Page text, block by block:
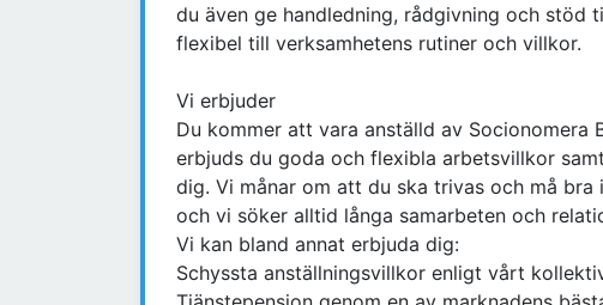
du även ge handledning, rådgivning och stöd
flexibel till verksamhetens rutiner och villkor.
Vi erbjuder
Du kommer att vara anställd av Socionomera
erbjuds du goda och flexibla arbetsvillkor
dig. Vi månar om att du ska trivas och må bra
och vi söker alltid långa samarbeten och
Vi kan bland annat erbjuda dig:
Schyssta anställningsvillkor enligt vårt